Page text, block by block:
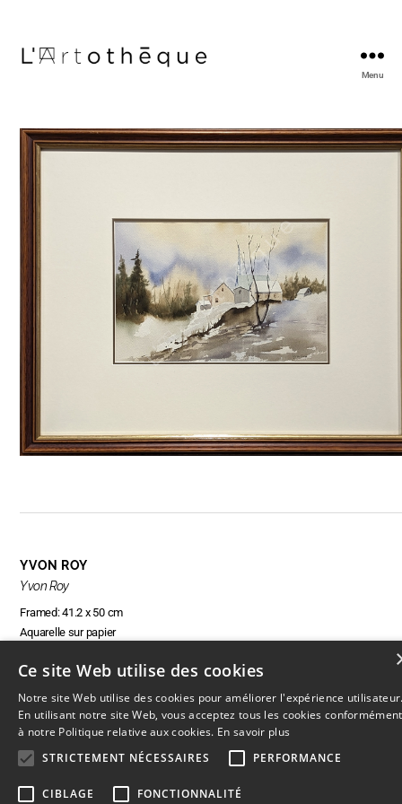
Menu
YVON ROY
Yvon Roy
Framed: 41.2 x 50 cm
Aquarelle sur papier
ENQUIRE ABOUT THIS ARTWORK
Ce site Web utilise des cookies
Notre site Web utilise des cookies pour améliorer l'expérience
En utilisant notre site Web, vous acceptez tous les cookies conformément
à notre Politique relative aux cookies. En savoir plus
STRICTEMENT NÉCESSAIRES
PERFORMANCE
CIBLAGE FONCTIONNALITÉ